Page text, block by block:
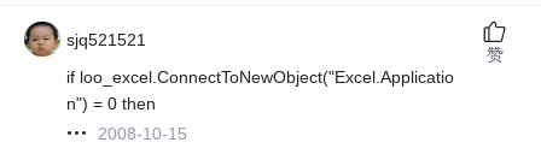
sjq521521
if loo_excel.ConnectToNewObject("Excel.Applicatio
n") = 0 then
2008-10-15
赞